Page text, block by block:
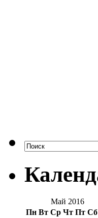
Май 2016
Пн Вт Ср Чт Пт Сб